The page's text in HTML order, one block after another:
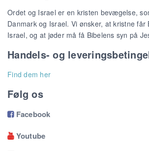
Ordet og Israel er en kristen bevægelse,
Danmark og Israel. Vi ønsker, at kristne får
Israel, og at jøder må få Bibelens syn på
Handels- og
Find dem her
Følg os
Facebook
Youtube